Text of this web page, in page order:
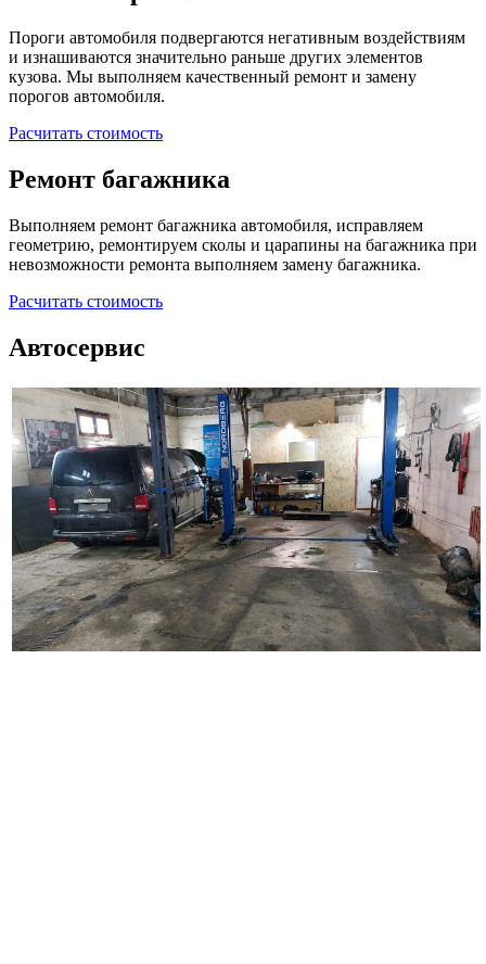
Пороги автомобиля подвергаются негативным воздействиям
и изнашиваются значительно раньше других элементов
кузова. Мы выполняем качественный ремонт и замену
порогов автомобиля.
Расчитать стоимость
Ремонт багажника
Выполняем ремонт багажника автомобиля, исправляем
геометрию, ремонтируем сколы и царапины на багажника при
невозможности ремонта выполняем замену багажника.
Расчитать стоимость
Автосервис